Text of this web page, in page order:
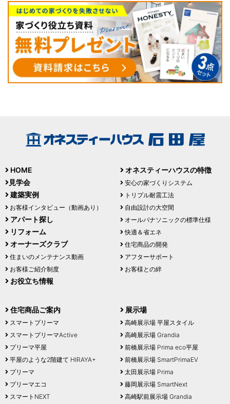
HOME
見学会
建築実例
お客様インタビュー（動画あり）
アパート探し
リフォーム
オーナーズクラブ
住まいのメンテナンス動画
お客様ご紹介制度
お役立ち情報
オネスティーハウスの特徴
安心の家づくりシステム
トリプル耐震工法
自由設計の大空間
オールパナソニックの標準仕様
快適＆省エネ
住宅商品の開発
アフターサポート
お客様との絆
住宅商品ご案内
スマートプリーマ
スマートプリーマActive
プリーマ平屋
平屋のような2階建て HIRAYA+
プリーマ
プリーマエコ
スマートNEXT
展示場
高崎展示場 平屋スタイル
高崎展示場 Grandia
前橋展示場 Prima eco平屋
前橋展示場 SmartPrimaEV
太田展示場 Prima
藤岡展示場 SmartNext
高崎駅前展示場 Grandia